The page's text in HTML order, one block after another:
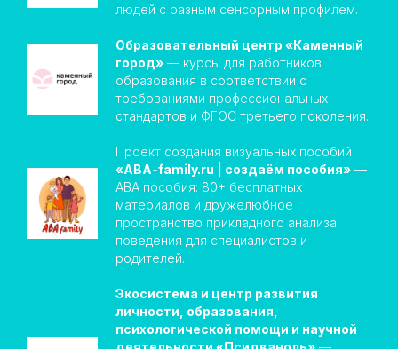
людей с разным сенсорным профилем.
Образовательный центр «Каменный
город» — курсы для работников
образования в соответствии с
требованиями профессиональных
стандартов и ФГОС третьего поколения.
Проект создания визуальных пособий
«ABA-family.ru | создаём пособия» —
АBA пособия: 80+ бесплатных
материалов и дружелюбное
пространство прикладного анализа
поведения для специалистов и
родителей.
Экосистема и центр развития
личности, образования,
психологической помощи и научной